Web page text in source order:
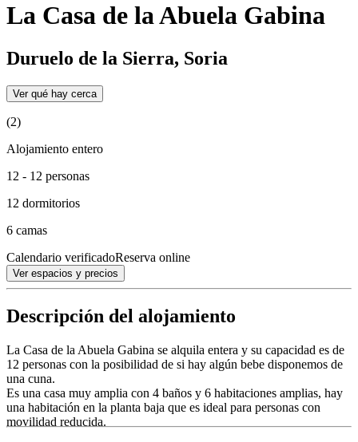
La Casa de la Abuela Gabina
Duruelo de la Sierra, Soria
Ver qué hay cerca
(2)
Alojamiento entero
12 - 12 personas
12 dormitorios
6 camas
Calendario verificadoReserva online
Ver espacios y precios
Descripción del alojamiento
La Casa de la Abuela Gabina se alquila entera y su capacidad es de
12 personas con la posibilidad de si hay algún bebe disponemos de
una cuna.
Es una casa muy amplia con 4 baños y 6 habitaciones amplias, hay
una habitación en la planta baja que es ideal para personas con
movilidad reducida.